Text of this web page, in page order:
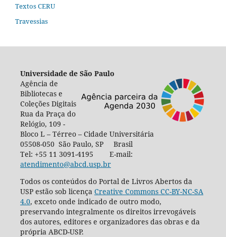
Textos CERU
Travessias
Universidade de São Paulo
Agência de
Bibliotecas e
Coleções Digitais
Rua da Praça do
Relógio, 109 -
Bloco L – Térreo – Cidade Universitária
05508-050 São Paulo, SP Brasil
Tel: +55 11 3091-4195 E-mail:
atendimento@abcd.usp.br
Todos os conteúdos do Portal de Livros Abertos da
USP estão sob licença Creative Commons CC-BY-NC-SA
4.0, exceto onde indicado de outro modo,
preservando integralmente os direitos irrevogáveis
dos autores, editores e organizadores das obras e da
própria ABCD-USP.